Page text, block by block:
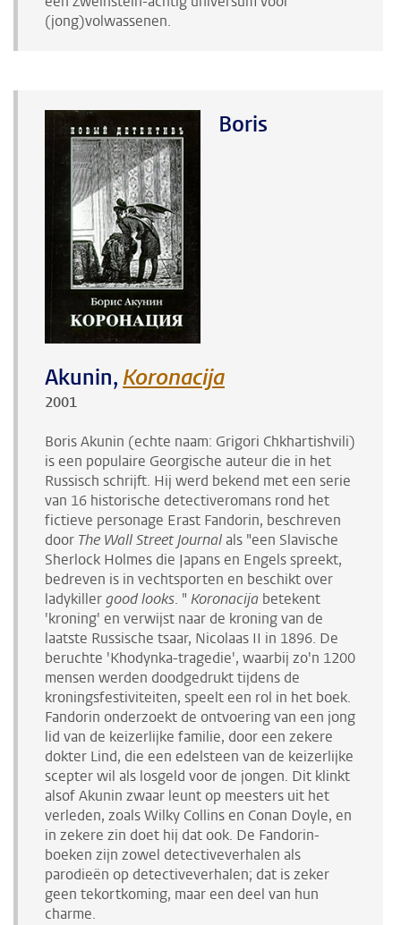
(jong)volwassenen.
Boris
Akunin, Koronacija
2001
Boris Akunin (echte naam: Grigori Chkhartishvili)
is een populaire Georgische auteur die in het
Russisch schrijft. Hij werd bekend met een serie
van 16 historische detectiveromans rond het
fictieve personage Erast Fandorin, beschreven
door The Wall Street Journal als "een Slavische
Sherlock Holmes die Japans en Engels spreekt,
bedreven is in vechtsporten en beschikt over
ladykillergood looks. " Koronacija betekent
'kroning' en verwijst naar de kroning van de
laatste Russische tsaar, Nicolaas II in 1896. De
beruchte 'Khodynka-tragedie', waarbij zo'n 1200
mensen werden doodgedrukt tijdens de
kroningsfestiviteiten, speelt een rol in het boek.
Fandorin onderzoekt de ontvoering van een jong
lid van de keizerlijke familie, door een zekere
dokter Lind, die een edelsteen van de keizerlijke
scepter wil als losgeld voor de jongen. Dit klinkt
alsof Akunin zwaar leunt op meesters uit het
verleden, zoals Wilky Collins en Conan Doyle, en
in zekere zin doet hij dat ook. De Fandorin-
boeken zijn zowel detectiveverhalen als
parodieën op detectiveverhalen; dat is zeker
geen tekortkoming, maar een deel van hun
charme.